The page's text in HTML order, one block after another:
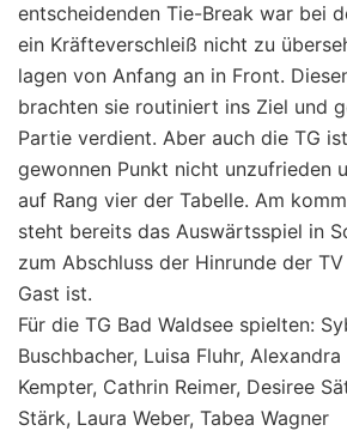
entscheidenden Tie-Break war bei
ein Kräfteverschleiß nicht zu
lagen von Anfang an in Front.
brachten sie routiniert ins Ziel und
Partie verdient. Aber auch die TG
gewonnen Punkt nicht unzufrieden
auf Rang vier der Tabelle. Am
steht bereits das Auswärtsspiel in
zum Abschluss der Hinrunde der
Gast ist.
Für die TG Bad Waldsee spielten:
Buschbacher, Luisa Fluhr,
Kempter, Cathrin Reimer, Desiree
Stärk, Laura Weber, Tabea Wagner